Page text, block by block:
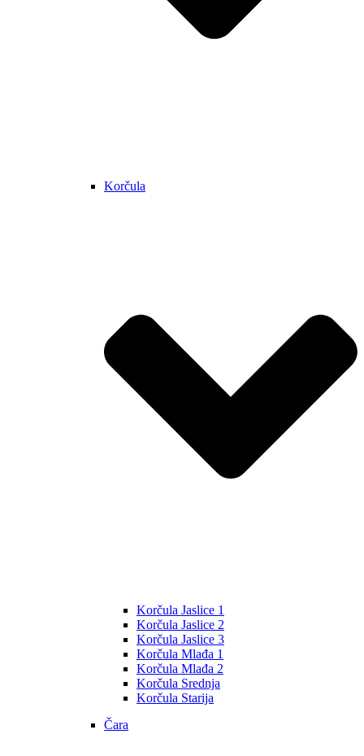
Korčula
Korčula Jaslice 1
Korčula Jaslice 2
Korčula Jaslice 3
Korčula Mlađa 1
Korčula Mlađa 2
Korčula Srednja
Korčula Starija
Čara